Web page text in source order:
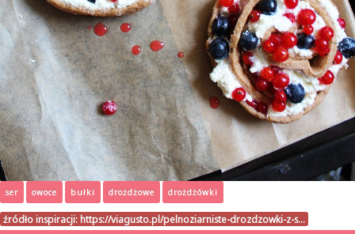
ser owoce bułki drożdżowe drożdżówki
źródło inspiracji: https://viagusto.pl/pelnoziarniste-drozdzowki-z-s…